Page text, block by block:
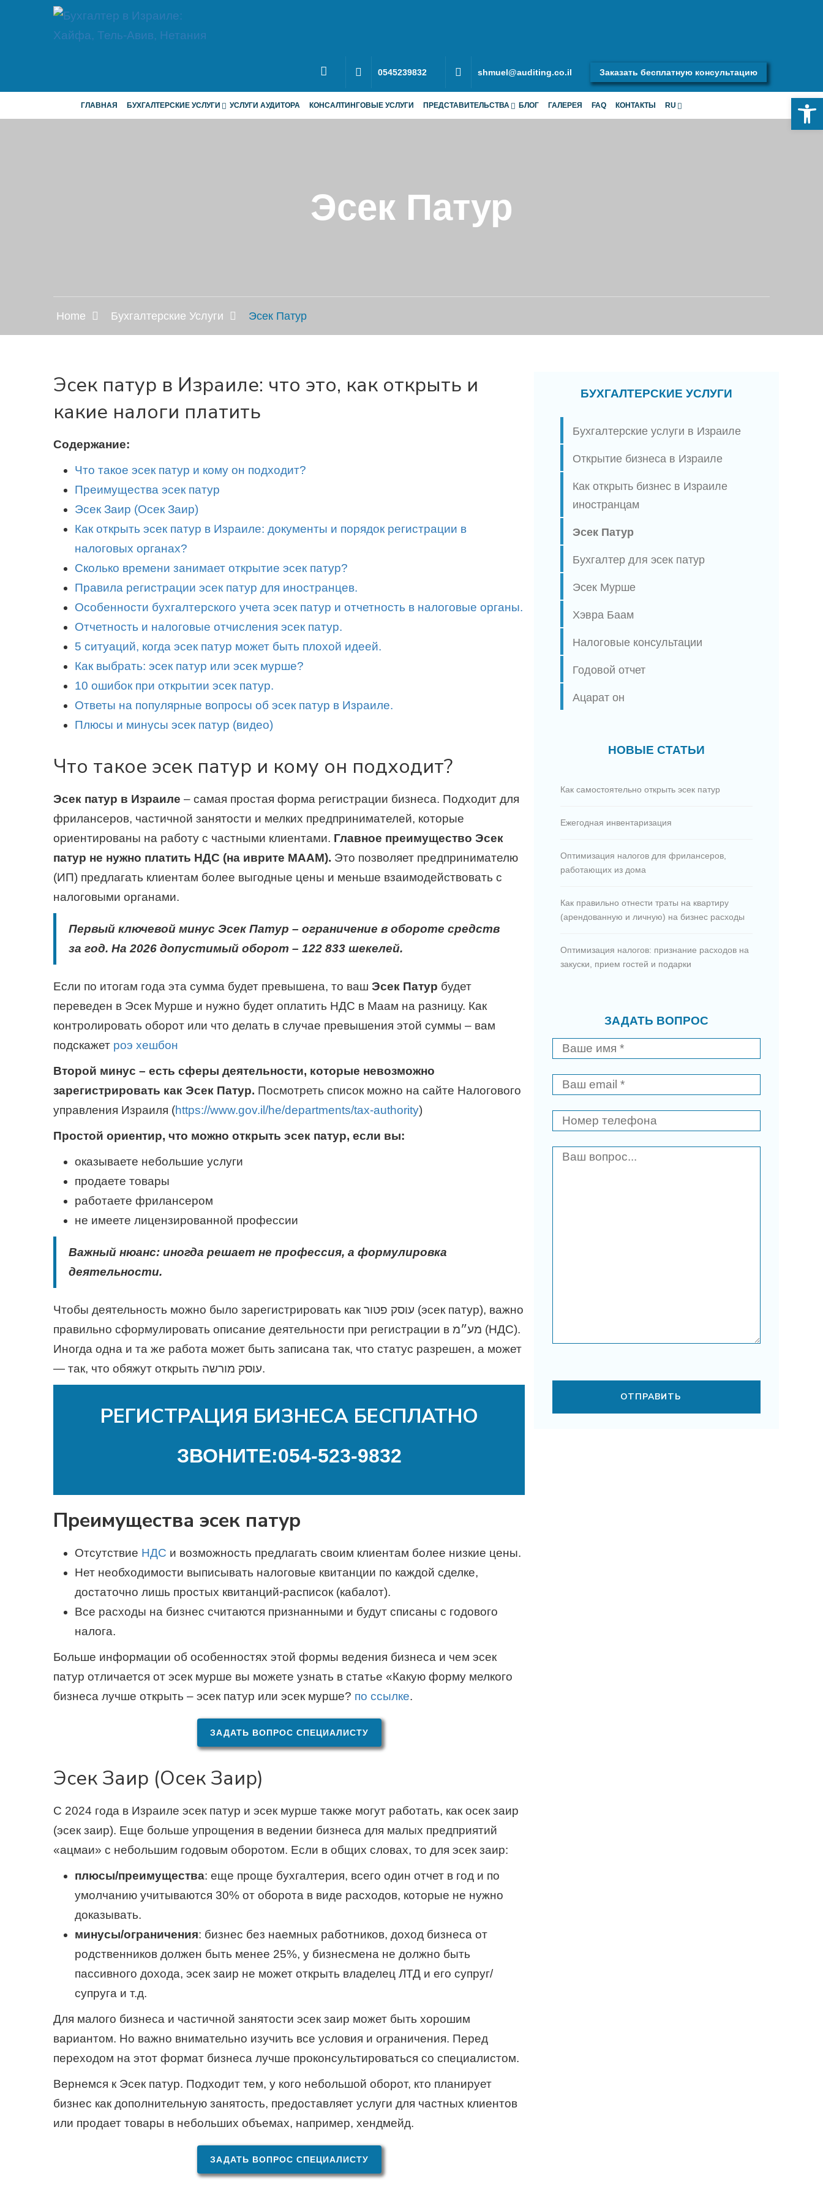
0545239832 shmuel@auditing.co.il Заказать бесплатную консультацию
ГЛАВНАЯ БУХГАЛТЕРСКИЕ УСЛУГИ УСЛУГИ АУДИТОРА КОНСАЛТИНГОВЫЕ УСЛУГИ ПРЕДСТАВИТЕЛЬСТВА БЛОГ ГАЛЕРЕЯ FAQ КОНТАКТЫ RU
Эсек Патур
Home Бухгалтерские Услуги Эсек Патур
Эсек патур в Израиле: что это, как открыть и
какие налоги платить
Содержание:
Что такое эсек патур и кому он подходит?
Преимущества эсек патур
Эсек Заир (Осек Заир)
Как открыть эсек патур в Израиле: документы и порядок регистрации в
налоговых органах?
Сколько времени занимает открытие эсек патур?
Правила регистрации эсек патур для иностранцев.
Особенности бухгалтерского учета эсек патур и отчетность в налоговые органы.
Отчетность и налоговые отчисления эсек патур.
5 ситуаций, когда эсек патур может быть плохой идеей.
Как выбрать: эсек патур или эсек мурше?
10 ошибок при открытии эсек патур.
Ответы на популярные вопросы об эсек патур в Израиле.
Плюсы и минусы эсек патур (видео)
Что такое эсек патур и кому он подходит?
Эсек патур в Израиле – самая простая форма регистрации бизнеса. Подходит для
фрилансеров, частичной занятости и мелких предпринимателей, которые
ориентированы на работу с частными клиентами. Главное преимущество Эсек
патур не нужно платить НДС (на иврите МААМ). Это позволяет предпринимателю
(ИП) предлагать клиентам более выгодные цены и меньше взаимодействовать с
налоговыми органами.
Первый ключевой минус Эсек Патур – ограничение в обороте средств
за год. На 2026 допустимый оборот – 122 833 шекелей.
Если по итогам года эта сумма будет превышена, то ваш Эсек Патур будет
переведен в Эсек Мурше и нужно будет оплатить НДС в Маам на разницу. Как
контролировать оборот или что делать в случае превышения этой суммы – вам
подскажет роэ хешбон
Второй минус – есть сферы деятельности, которые невозможно
зарегистрировать как Эсек Патур. Посмотреть список можно на сайте Налогового
управления Израиля (https://www.gov.il/he/departments/tax-authority)
Простой ориентир, что можно открыть эсек патур, если вы:
оказываете небольшие услуги
продаете товары
работаете фрилансером
не имеете лицензированной профессии
Важный нюанс: иногда решает не профессия, а формулировка
деятельности.
Чтобы деятельность можно было зарегистрировать как עוסק פטור (эсек патур), важно
правильно сформулировать описание деятельности при регистрации в מע״מ (НДС).
Иногда одна и та же работа может быть записана так, что статус разрешен, а может
— так, что обяжут открыть עוסק מורשה.
РЕГИСТРАЦИЯ БИЗНЕСА БЕСПЛАТНО
ЗВОНИТЕ:054-523-9832
Преимущества эсек патур
Отсутствие НДС и возможность предлагать своим клиентам более низкие цены.
Нет необходимости выписывать налоговые квитанции по каждой сделке,
достаточно лишь простых квитанций-расписок (кабалот).
Все расходы на бизнес считаются признанными и будут списаны с годового
налога.
Больше информации об особенностях этой формы ведения бизнеса и чем эсек
патур отличается от эсек мурше вы можете узнать в статье «Какую форму мелкого
бизнеса лучше открыть – эсек патур или эсек мурше? по ссылке.
ЗАДАТЬ ВОПРОС СПЕЦИАЛИСТУ
Эсек Заир (Осек Заир)
С 2024 года в Израиле эсек патур и эсек мурше также могут работать, как осек заир
(эсек заир). Еще больше упрощения в ведении бизнеса для малых предприятий
«ацмаи» с небольшим годовым оборотом. Если в общих словах, то для эсек заир:
плюсы/преимущества: еще проще бухгалтерия, всего один отчет в год и по
умолчанию учитываются 30% от оборота в виде расходов, которые не нужно
доказывать.
минусы/ограничения: бизнес без наемных работников, доход бизнеса от
родственников должен быть менее 25%, у бизнесмена не должно быть
пассивного дохода, эсек заир не может открыть владелец ЛТД и его супруг/
супруга и т.д.
Для малого бизнеса и частичной занятости эсек заир может быть хорошим
вариантом. Но важно внимательно изучить все условия и ограничения. Перед
переходом на этот формат бизнеса лучше проконсультироваться со специалистом.
Вернемся к Эсек патур. Подходит тем, у кого небольшой оборот, кто планирует
бизнес как дополнительную занятость, предоставляет услуги для частных клиентов
или продает товары в небольших объемах, например, хендмейд.
ЗАДАТЬ ВОПРОС СПЕЦИАЛИСТУ
БУХГАЛТЕРСКИЕ УСЛУГИ
Бухгалтерские услуги в Израиле
Открытие бизнеса в Израиле
Как открыть бизнес в Израиле
иностранцам
Эсек Патур
Бухгалтер для эсек патур
Эсек Мурше
Хэвра Баам
Налоговые консультации
Годовой отчет
Ацарат он
НОВЫЕ СТАТЬИ
Как самостоятельно открыть эсек патур
Ежегодная инвентаризация
Оптимизация налогов для фрилансеров,
работающих из дома
Как правильно отнести траты на квартиру
(арендованную и личную) на бизнес расходы
Оптимизация налогов: признание расходов на
закуски, прием гостей и подарки
ЗАДАТЬ ВОПРОС